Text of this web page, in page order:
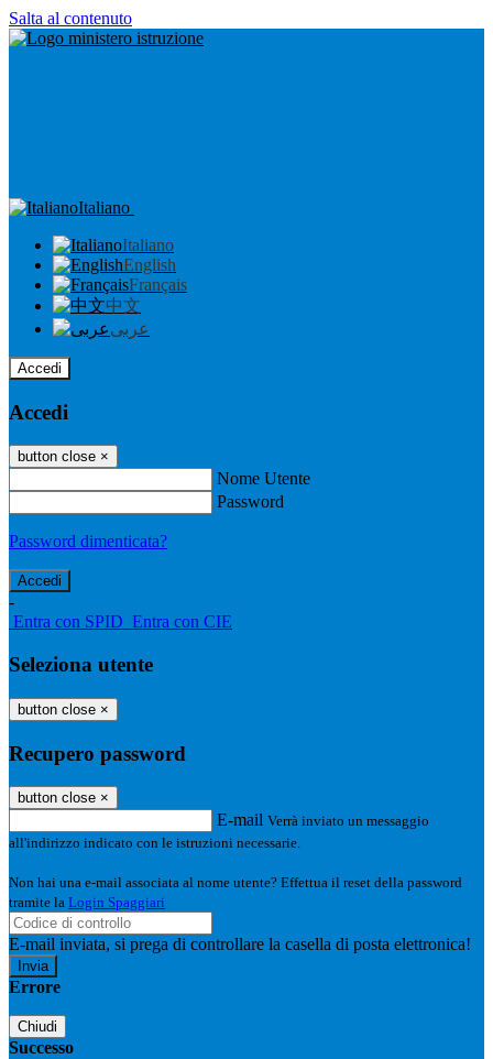
Salta al contenuto
Italiano
Italiano
English
Français
中文
عربى
Accedi
Accedi
button close ×
Nome Utente
Password
Password dimenticata?
-
Entra con SPID Entra con CIE
Seleziona utente
button close ×
Recupero password
button close ×
E-mail Verrà inviato un messaggio
all'indirizzo indicato con le istruzioni necessarie.
Non hai una e-mail associata al nome utente? Effettua il reset della password
tramite la Login Spaggiari
E-mail inviata, si prega di controllare la casella di posta elettronica!
Errore
Chiudi
Successo